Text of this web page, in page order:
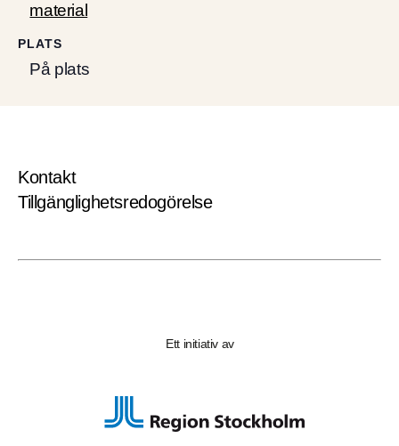
material
PLATS
På plats
Kontakt
Tillgänglighetsredogörelse
Ett initiativ av